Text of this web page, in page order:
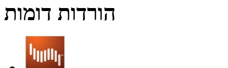
הורדות דומות